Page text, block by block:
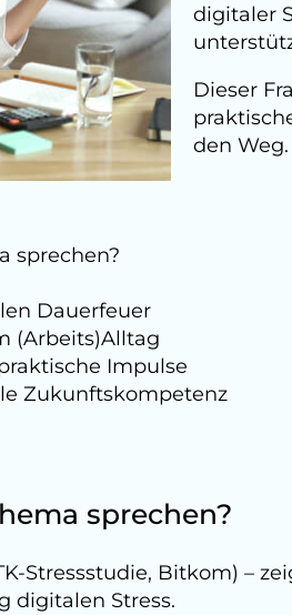
digitaler
Dieser
den Weg.
sprechen?
Dauerfeuer
(Arbeits)Alltag
Impulse
Zukunftskompetenz
sprechen?
Stressstudie, Bitkom) –
digitalen Stress.